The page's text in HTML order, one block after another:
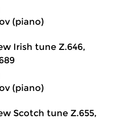
(piano)
Irish tune Z.646,
(piano)
Scotch tune Z.655,